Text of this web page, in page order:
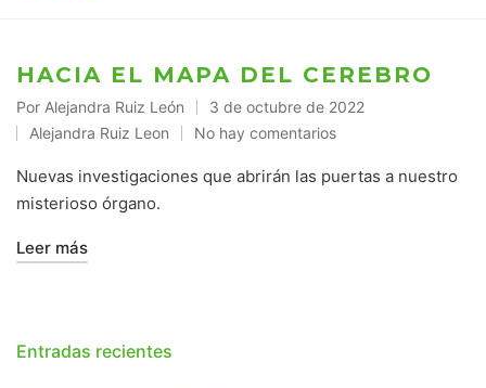
HACIA EL MAPA DEL CEREBRO
Publicado
por
Por Alejandra Ruiz León 3 de octubre de 2022
Publicado
en
Alejandra Ruiz Leon No hay comentarios
Nuevas investigaciones que abrirán las puertas a nuestro
misterioso órgano.
Leer más
Entradas recientes